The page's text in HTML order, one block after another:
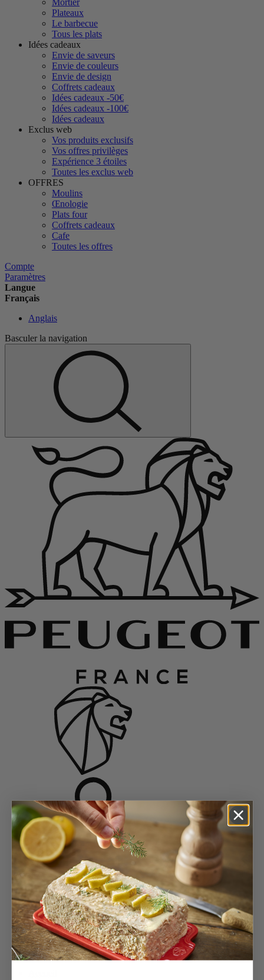
Mortier
Plateaux
Le barbecue
Tous les plats
Idées cadeaux
Envie de saveurs
Envie de couleurs
Envie de design
Coffrets cadeaux
Idées cadeaux -50€
Idées cadeaux -100€
Idées cadeaux
Exclus web
Vos produits exclusifs
Vos offres privilèges
Expérience 3 étoiles
Toutes les exclus web
OFFRES
Moulins
Œnologie
Plats four
Coffrets cadeaux
Cafe
Toutes les offres
Compte
Paramètres
Langue
Français
Anglais
Basculer la navigation